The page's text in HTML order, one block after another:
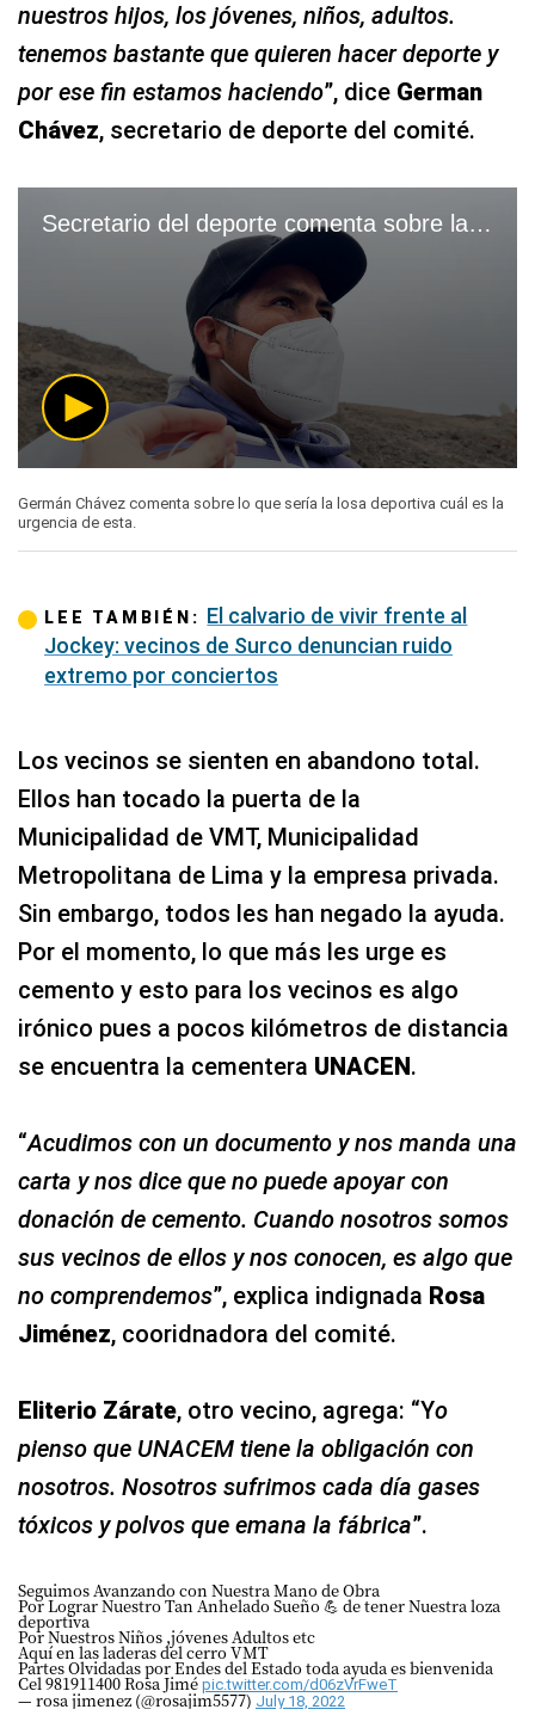
nuestros hijos, los jóvenes, niños, adultos.
tenemos bastante que quieren hacer deporte y
por ese fin estamos haciendo”, dice German
Chávez, secretario de deporte del comité.
Secretario del deporte comenta sobre la losa
seconds
of
30
seconds
Germán Chávez comenta sobre lo que sería la losa deportiva cuál es la
urgencia de esta.
LEE TAMBIÉN: El calvario de vivir frente al
Jockey: vecinos de Surco denuncian ruido
extremo por conciertos
Los vecinos se sienten en abandono total.
Ellos han tocado la puerta de la
Municipalidad de VMT, Municipalidad
Metropolitana de Lima y la empresa privada.
Sin embargo, todos les han negado la ayuda.
Por el momento, lo que más les urge es
cemento y esto para los vecinos es algo
irónico pues a pocos kilómetros de distancia
se encuentra la cementera UNACEN .
“Acudimos con un documento y nos manda una
carta y nos dice que no puede apoyar con
donación de cemento. Cuando nosotros somos
sus vecinos de ellos y nos conocen, es algo que
no comprendemos”, explica indignada Rosa
Jiménez, cooridnadora del comité.
Eliterio Zárate, otro vecino, agrega: “Yo
pienso que UNACEM tiene la obligación con
nosotros. Nosotros sufrimos cada día gases
tóxicos y polvos que emana la fábrica”.
Seguimos Avanzando con Nuestra Mano de Obra
Por Lograr Nuestro Tan Anhelado Sueño 💪 de tener Nuestra loza
deportiva
Por Nuestros Niños ,jóvenes Adultos etc
Aquí en las laderas del cerro VMT
Partes Olvidadas por Endes del Estado toda ayuda es bienvenida
Cel 981911400 Rosa Jimé pic.twitter.com/d06zVrFweT
— rosa jimenez (@rosajim5577) July 18, 2022